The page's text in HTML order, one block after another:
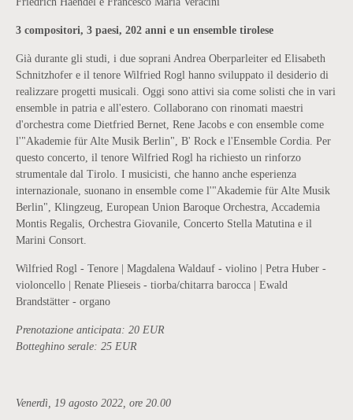
3 compositori, 3 paesi, 202 anni e un ensemble tirolese
Già durante gli studi, i due soprani Andrea Oberparleiter ed Elisabeth
Schnitzhofer e il tenore Wilfried Rogl hanno sviluppato il desiderio di
realizzare progetti musicali. Oggi sono attivi sia come solisti che in vari
ensemble in patria e all'estero. Collaborano con rinomati maestri
d'orchestra come Dietfried Bernet, Rene Jacobs e con ensemble come
l'"Akademie für Alte Musik Berlin", B' Rock e l'Ensemble Cordia. Per
questo concerto, il tenore Wilfried Rogl ha richiesto un rinforzo
strumentale dal Tirolo. I musicisti, che hanno anche esperienza
internazionale, suonano in ensemble come l'"Akademie für Alte Musik
Berlin", Klingzeug, European Union Baroque Orchestra, Accademia
Montis Regalis, Orchestra Giovanile, Concerto Stella Matutina e il
Marini Consort.
Wilfried Rogl - Tenore | Magdalena Waldauf - violino | Petra Huber -
violoncello | Renate Plieseis - tiorba/chitarra barocca | Ewald
Brandstätter - organo
Prenotazione anticipata: 20 EUR
Botteghino serale: 25 EUR
Venerdì, 19 agosto 2022, ore 20.00